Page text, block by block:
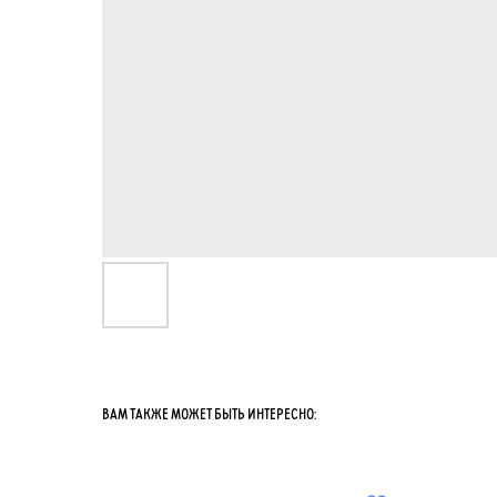
ВАМ ТАКЖЕ МОЖЕТ БЫТЬ ИНТЕРЕСНО: